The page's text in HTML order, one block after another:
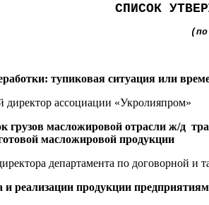
СПИСОК
тупиковая ситуация или
ассоциации «Укролияпром»
грузов масложировой отрасли ж/д
масложировой продукции
департамента по договорной и
реализации продукции